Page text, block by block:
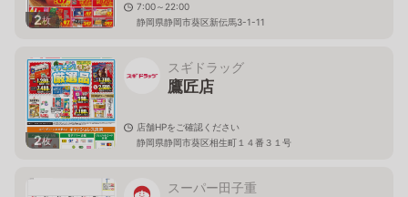
2枚
7:00～22:00
静岡県静岡市葵区新伝馬3-1-11
2枚
スギドラッグ
鷹匠店
店舗HPをご確認ください
静岡県静岡市葵区相生町１４番３１号
スーパー田子重